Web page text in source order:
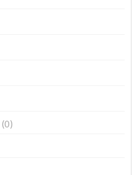
(0)